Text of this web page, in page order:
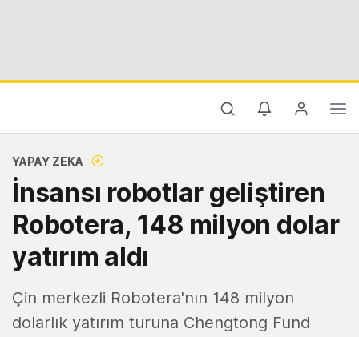
YAPAY ZEKA
İnsansı robotlar geliştiren
Robotera, 148 milyon dolar
yatırım aldı
Çin merkezli Robotera'nın 148 milyon
dolarlık yatırım turuna Chengtong Fund